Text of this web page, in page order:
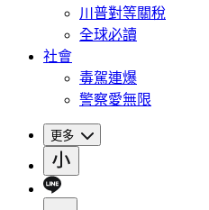
川普對等關稅
全球必讀
社會
毒駕連爆
警察愛無限
更多